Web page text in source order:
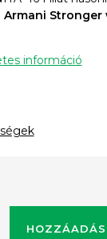
Armani Stronger
információ